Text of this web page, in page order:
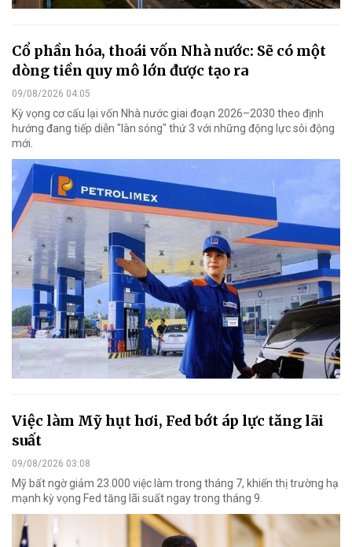
Cổ phần hóa, thoái vốn Nhà nước: Sẽ có một
dòng tiền quy mô lớn được tạo ra
09/08/2026 04:05
Kỳ vọng cơ cấu lại vốn Nhà nước giai đoạn 2026–2030 theo định
hướng đang tiếp diễn "làn sóng" thứ 3 với những động lực sôi động
mới.
Việc làm Mỹ hụt hơi, Fed bớt áp lực tăng lãi
suất
09/08/2026 03:08
Mỹ bất ngờ giảm 23.000 việc làm trong tháng 7, khiến thị trường hạ
mạnh kỳ vọng Fed tăng lãi suất ngay trong tháng 9.